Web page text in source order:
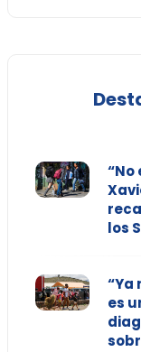
“No
los
“Ya
es